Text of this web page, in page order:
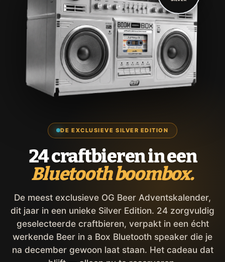
DE EXCLUSIEVE SILVER EDITION
24 craftbieren in een
Bluetooth boombox.
De meest exclusieve OG Beer Adventskalender,
dit jaar in een unieke Silver Edition. 24 zorgvuldig
geselecteerde craftbieren, verpakt in een écht
werkende Beer in a Box Bluetooth speaker die je
na december gewoon laat staan. Het cadeau dat